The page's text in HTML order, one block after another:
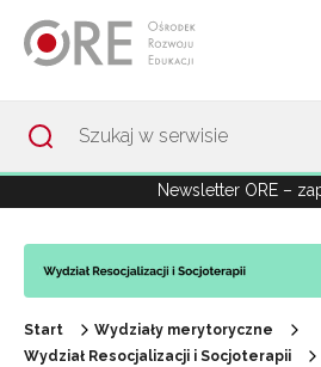
Newsletter ORE –
Start
Wydziały merytoryczne
Wydział Resocjalizacji i Socjoterapii